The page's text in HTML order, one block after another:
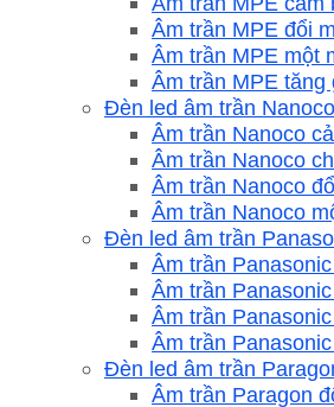
Âm trần MPE đổi
Âm trần MPE một
Âm trần MPE tăng
Đèn led âm trần Nanoco
Âm trần Nanoco
Âm trần Nanoco
Âm trần Nanoco
Âm trần Nanoco
Đèn led âm trần
Âm trần
Âm trần
Âm trần
Âm trần
Đèn led âm trần
Âm trần Paragon